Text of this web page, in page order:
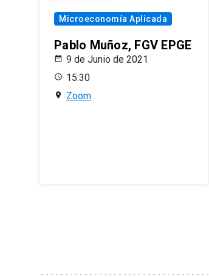
Microeconomía Aplicada
Pablo Muñoz, FGV EPGE
9 de Junio de 2021
15:30
Zoom